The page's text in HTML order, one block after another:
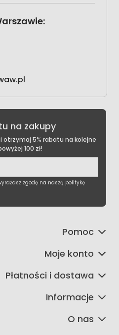
na zakupy
otrzymaj 5% rabatu na kolejne
100 zł!
zgodę na naszą politykę
Pomoc
Moje konto
Płatności i dostawa
Informacje
O nas